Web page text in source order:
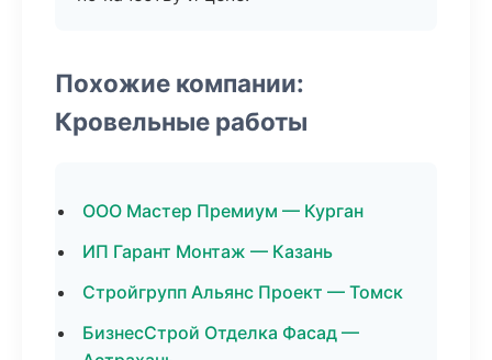
Похожие компании:
Кровельные работы
ООО Мастер Премиум — Курган
ИП Гарант Монтаж — Казань
Стройгрупп Альянс Проект — Томск
БизнесСтрой Отделка Фасад —